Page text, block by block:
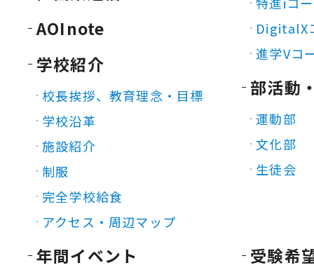
AOInote
学校紹介
校長挨拶、教育理念・目標
学校沿革
施設紹介
制服
完全学校給食
アクセス・周辺マップ
DigitalX
進学Vコ
部活動
運動部
文化部
生徒会
年間イベント 受験希